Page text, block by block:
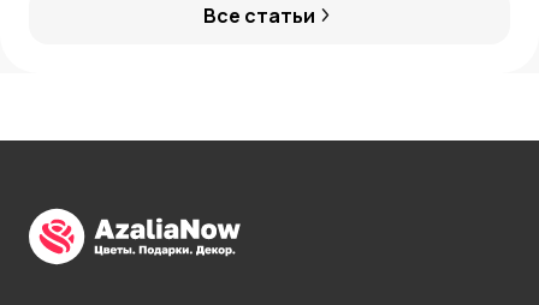
Все статьи